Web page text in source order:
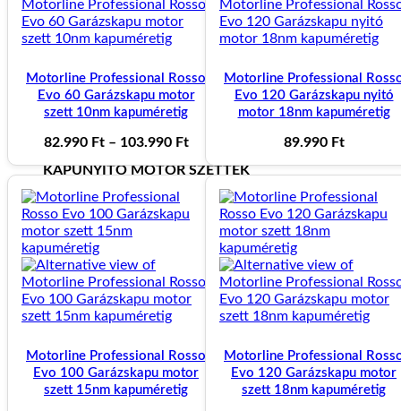
Személykapu készítés egyedi méretre
Kapunyitó
KAPUNYITÓ MOTOR SZETTEK
Egyszárnyú Kapunyitó motor szett
Kétszárnyú Kapunyitó motor szett
Úszó és Toló Kapunyitó motor szett
Garázskapu motorok
KAPU ALKATRÉSZEK
Úszókapu alkatrészek
MOTOR KIEGÉSZÍTŐK
Motorline Professional Rosso
Evo 60 Garázskapu motor
szett 10nm kapuméretig
82.990 Ft – 103.990 FtÁrtartomány:
82.990 Ft
-
103.990 Ft
Motorline Professional
Evo 120 Garázskapu nyitó
motor 18nm kapuméretig
89.990 Ft
Motorline Professional Rosso
Evo 100 Garázskapu motor
szett 15nm kapuméretig
Motorline Professional
Evo 120 Garázskapu motor
szett 18nm kapuméretig